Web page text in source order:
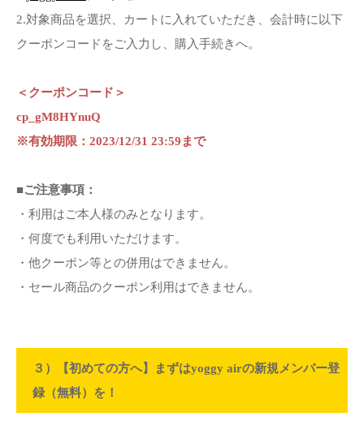
2.対象商品を選択、カートに入れていただき、会計時に以下
クーポンコードをご入力し、購入手続きへ。
＜クーポンコード＞
cp_gM8HYnuQ
※有効期限：2023/12/31 23:59まで
■ご注意事項：
・利用はご本人様のみとなります。
・何度でも利用いただけます。
・他クーポン等との併用はできません。
・セール商品のクーポン利用はできません。
３）【初めての方へ】まずはyoggy airの新規メンバー登
録（無料）を！